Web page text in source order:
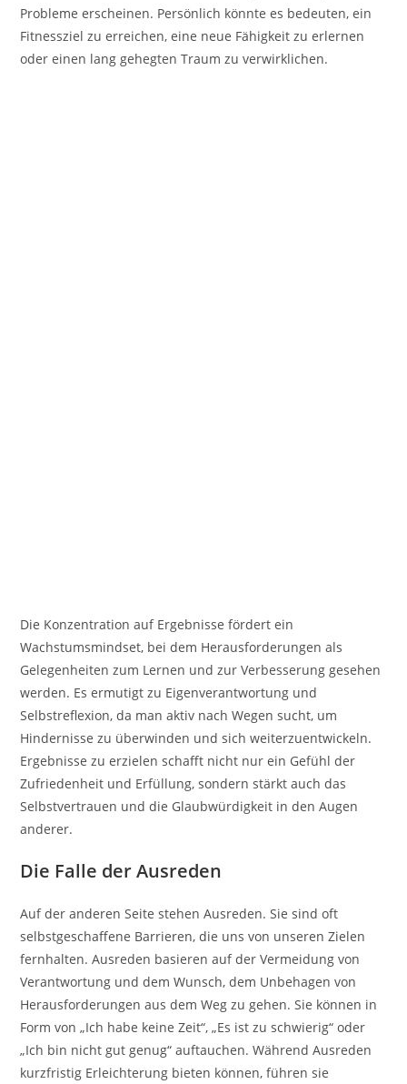
Probleme erscheinen. Persönlich könnte es bedeuten, ein
Fitnessziel zu erreichen, eine neue Fähigkeit zu erlernen
oder einen lang gehegten Traum zu verwirklichen.
Die Konzentration auf Ergebnisse fördert ein
Wachstumsmindset, bei dem Herausforderungen als
Gelegenheiten zum Lernen und zur Verbesserung gesehen
werden. Es ermutigt zu Eigenverantwortung und
Selbstreflexion, da man aktiv nach Wegen sucht, um
Hindernisse zu überwinden und sich weiterzuentwickeln.
Ergebnisse zu erzielen schafft nicht nur ein Gefühl der
Zufriedenheit und Erfüllung, sondern stärkt auch das
Selbstvertrauen und die Glaubwürdigkeit in den Augen
anderer.
Die Falle der Ausreden
Auf der anderen Seite stehen Ausreden. Sie sind oft
selbstgeschaffene Barrieren, die uns von unseren Zielen
fernhalten. Ausreden basieren auf der Vermeidung von
Verantwortung und dem Wunsch, dem Unbehagen von
Herausforderungen aus dem Weg zu gehen. Sie können in
Form von „Ich habe keine Zeit“, „Es ist zu schwierig“ oder
„Ich bin nicht gut genug“ auftauchen. Während Ausreden
kurzfristig Erleichterung bieten können, führen sie